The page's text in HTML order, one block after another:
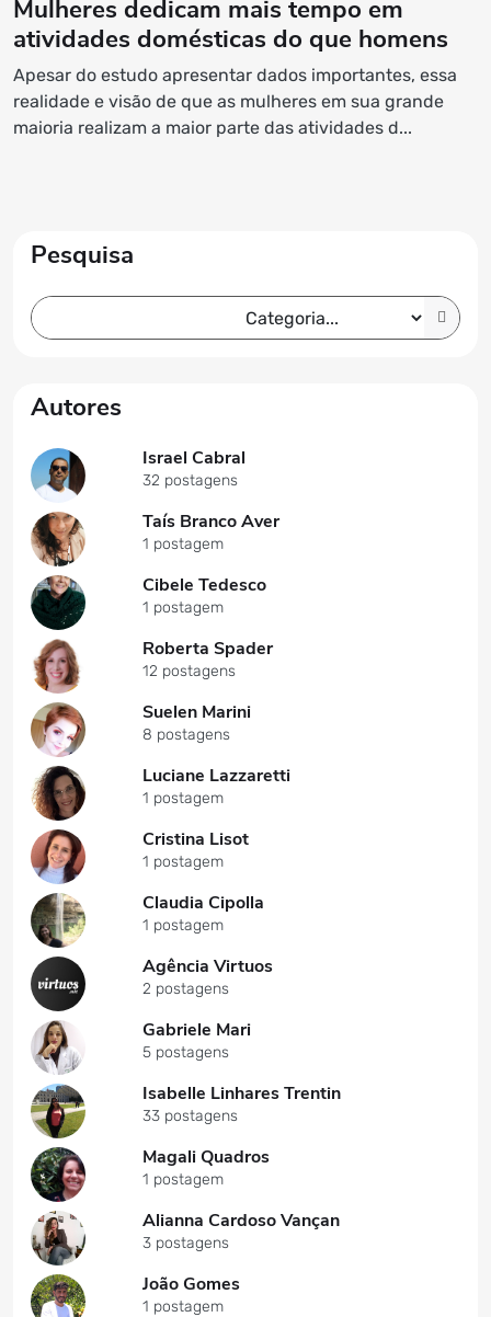
Mulheres dedicam mais tempo em
atividades domésticas do que homens
Apesar do estudo apresentar dados importantes, essa
realidade e visão de que as mulheres em sua grande
maioria realizam a maior parte das atividades d...
Pesquisa
Autores
Israel Cabral
32 postagens
Taís Branco Aver
1 postagem
Cibele Tedesco
1 postagem
Roberta Spader
12 postagens
Suelen Marini
8 postagens
Luciane Lazzaretti
1 postagem
Cristina Lisot
1 postagem
Claudia Cipolla
1 postagem
Agência Virtuos
2 postagens
Gabriele Mari
5 postagens
Isabelle Linhares Trentin
33 postagens
Magali Quadros
1 postagem
Alianna Cardoso Vançan
3 postagens
João Gomes
1 postagem